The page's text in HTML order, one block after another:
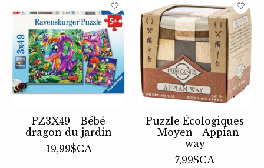
PZ3X49 - Bébé
dragon du jardin
19,99$CA
Puzzle Écologiques
- Moyen - Appian
way
7,99$CA